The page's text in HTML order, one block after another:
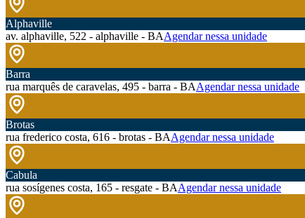
Alphaville
av. alphaville, 522 - alphaville - BAAgendar nessa unidade
Barra
rua marquês de caravelas, 495 - barra - BAAgendar nessa unidade
Brotas
rua frederico costa, 616 - brotas - BAAgendar nessa unidade
Cabula
rua sosígenes costa, 165 - resgate - BAAgendar nessa unidade